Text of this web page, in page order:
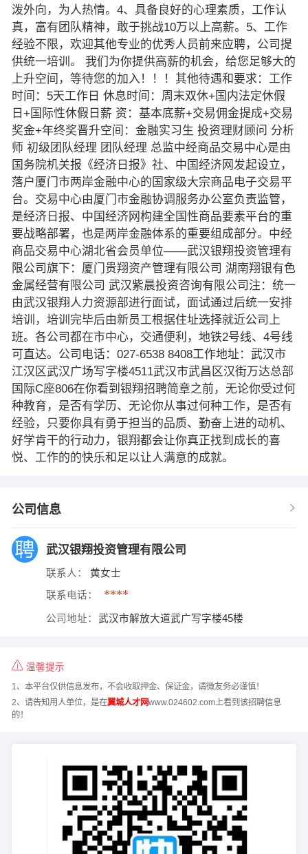
泼外向，为人热情。4、具备良好的心理素质，工作认
真，富有团队精神，敢于挑战10万以上高薪。5、工作
经验不限，欢迎其他专业的优秀人员前来应聘，公司提
供统一培训。 我们为你提供高薪的机会，给您足够大的
上升空间，等待您的加入！！！其他待遇和要求：工作
时间：5天工作日 休息时间：周末双休+国内法定休假
日+国际性休假日薪 资：基本底薪+交易佣金提成+交易
奖金+年终奖晋升空间：金融实习生 投资理财顾问 分析
师 初级团队经理 团队经理 总监中经商品交易中心是由
国务院机关报《经济日报》社、中国经济网发起设立，
落户厦门市两岸金融中心的国家级大宗商品电子交易平
台。交易中心由厦门市金融协调服务办公室负责监管，
是经济日报、中国经济网构建全国性商品要素平台的重
要战略部署，也是两岸金融体系的重要组成部分。中经
商品交易中心湖北省会员单位——武汉银翔投资管理有
限公司旗下：厦门贵翔资产管理有限公司 湖南翔银有色
金属经营有限公司 武汉紫晨投资咨询有限公司注：统一
由武汉银翔人力资源部进行面试，面试通过后统一安排
培训，培训完毕后由新员工根据住址选择就近公司上
班。各公司都在市中心，交通便利，地铁2号线、4号线
可直达。公司电话：027-6538 8408工作地址：武汉市
江汉区武汉广场写字楼4511武汉市武昌区汉街万达总部
国际C座806在你看到银翔招聘简章之前，无论你受过何
种教育，是否有学历、无论你从事过何种工作，是否有
经验，只要你具有勇于担当的品质、勤奋上进的动机、
好学肯干的行动力，银翔都会让你真正找到成长的喜
悦、工作的的快乐和足以让人满意的成就。
公司信息
武汉银翔投资管理有限公司
联系人： 黄女士
联系电话： ****
公司地址： 武汉市解放大道武广写字楼45楼
温馨提示
1、本平台仅供信息发布，不会收取押金、保证金，请微友务必谨慎！
2、请告知用人单位，是在翼城人才网www.024602.com上看到该招聘信息
的！